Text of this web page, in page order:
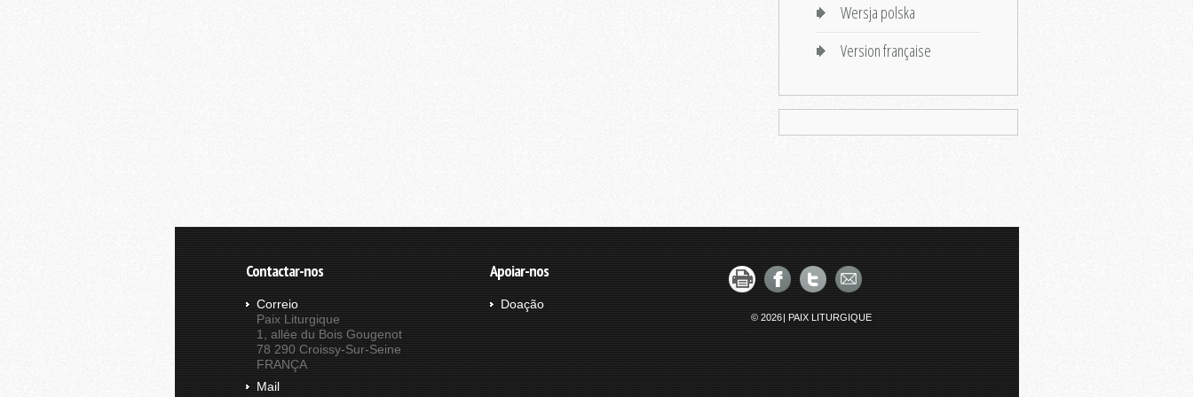
Wersja polska
Version française
Contactar-nos
Correio
Paix Liturgique
1, allée du Bois Gougenot
78 290 Croissy-Sur-Seine
FRANÇA
Mail
Apoiar-nos
Doação
© 2026 | PAIX LITURGIQUE